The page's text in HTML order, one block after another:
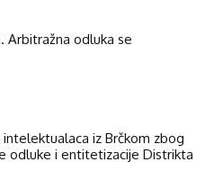
Arbitražna odluka se
iz Brčkom zbog
odluke i entitetizacije Distrikta